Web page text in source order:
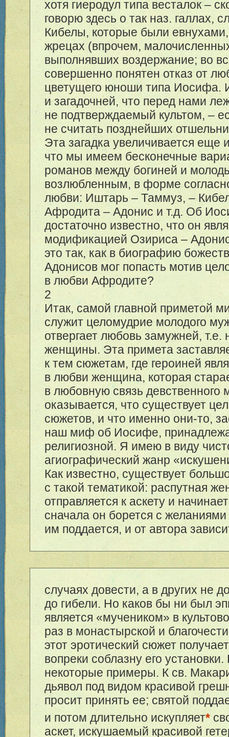
хотя гиеродул типа весталок –
говорю здесь о так наз. галлах,
Кибелы, которые были
жрецах (впрочем,
выполнявших воздержание; во
совершенно понятен отказ от
цветущего юноши типа Иосифа.
и загадочней, что перед нами
не подтверждаемый культом, –
не считать позднейших
Эта загадка увеличивается еще
что мы имеем бесконечные
романов между богиней и
возлюбленным, в форме
любви: Иштарь – Таммуз, –
Афродита – Адонис и т.д. Об
достаточно известно, что он
модификацией Озириса –
это так, как в биографию
Адонисов мог попасть мотив
в любви Афродите?
2
Итак, самой главной приметой
служит целомудрие молодого
отвергает любовь замужней, т.е.
женщины. Эта примета
к тем сюжетам, где героиней
в любви женщина, которая
в любовную связь девственного
оказывается, что существует
сюжетов, и что именно они-то,
наш миф об Иосифе,
религиозной. Я имею в виду
агиографический жанр
Как известно, существует
с такой тематикой: распутная
отправляется к аскету и
сначала он борется с
им поддается, и от автора
случаях довести, а в других не
до гибели. Но каков бы ни был
является «мучеником» в
раз в монастырской и
этот эротический сюжет
вопреки соблазну его
некоторые примеры. К св.
дьявол под видом красивой
просит принять ее; святой
и потом длительно искупляет*
аскет, искушаемый красивой